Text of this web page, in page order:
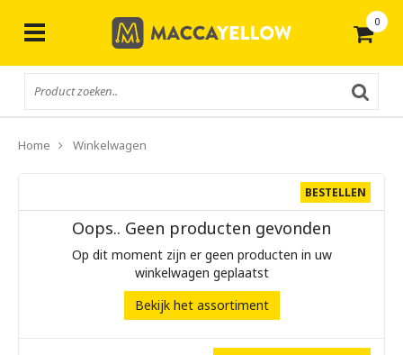
0
Home Winkelwagen
BESTELLEN
Oops.. Geen producten gevonden
Op dit moment zijn er geen producten in uw
winkelwagen geplaatst
Bekijk het assortiment